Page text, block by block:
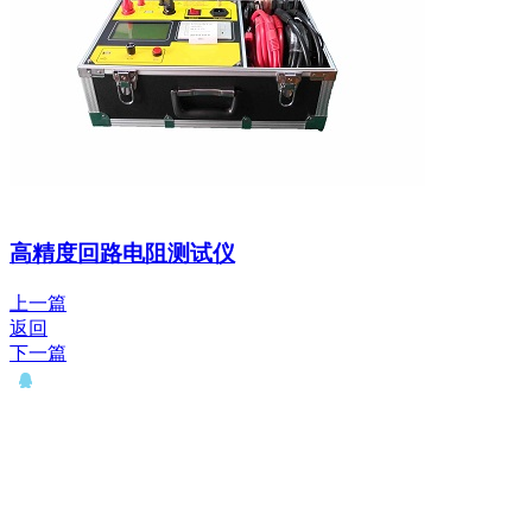
高精度回路电阻测试仪
上一篇
返回
下一篇